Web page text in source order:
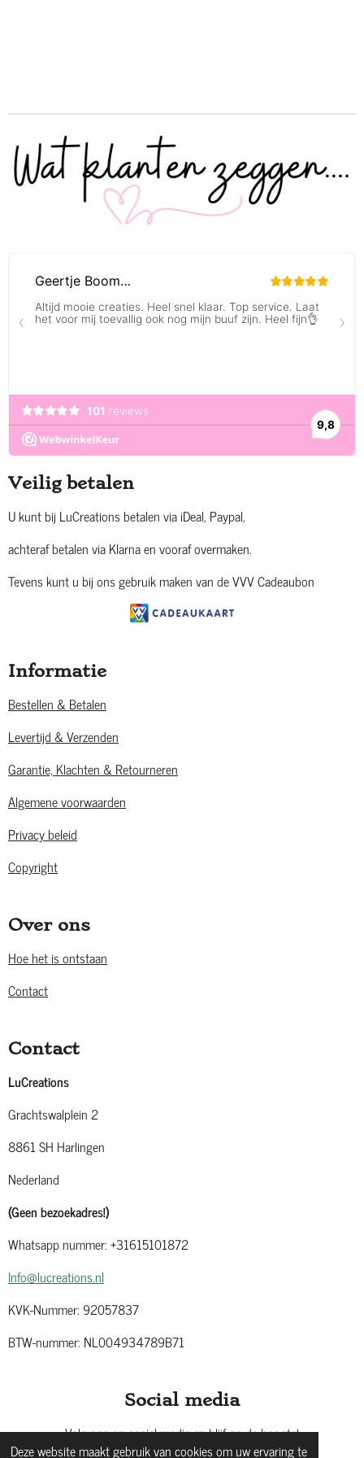
Deze website maakt gebruik van cookies om uw ervaring te
Veilig betalen
U kunt bij LuCreations betalen via iDeal, Paypal,
achteraf betalen via Klarna en vooraf overmaken.
Tevens kunt u bij ons gebruik maken van de VVV Cadeaubon
Informatie
Bestellen & Betalen
Levertijd & Verzenden
Garantie, Klachten & Retourneren
Algemene voorwaarden
Privacy beleid
Copyright
Over ons
Hoe het is ontstaan
Contact
Contact
LuCreations
Grachtswalplein 2
8861 SH Harlingen
Nederland
(Geen bezoekadres!)
Whatsapp nummer: +31615101872
Info@lucreations.nl
KVK-Nummer: 92057837
BTW-nummer: NL004934789B71
Social media
Volg ons op social media en blijf op de hoogte!